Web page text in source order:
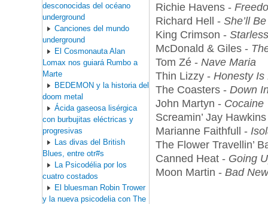
desconocidas del océano
underground
Canciones del mundo
underground
El Cosmonauta Alan
Lomax nos guiará Rumbo a
Marte
BEDEMON y la historia del
doom metal
Ácida gaseosa lisérgica
con burbujitas eléctricas y
progresivas
Las divas del British
Blues, entre otr#s
La Psicodélia por los
cuatro costados
El bluesman Robin Trower
y la nueva psicodelia con The
Richie Havens -
Richard Hell - She’ll
King Crimson -
McDonald & Giles -
Tom Zé - Nave Maria
Thin Lizzy - Honesty Is
The Coasters - Down
John Martyn - Cocaine
Screamin’ Jay
Marianne Faithfull -
The Flower Travellin’
Canned Heat - Going
Moon Martin - Bad